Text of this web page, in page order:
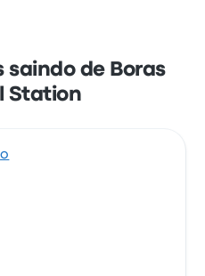
saindo de Boras
Station